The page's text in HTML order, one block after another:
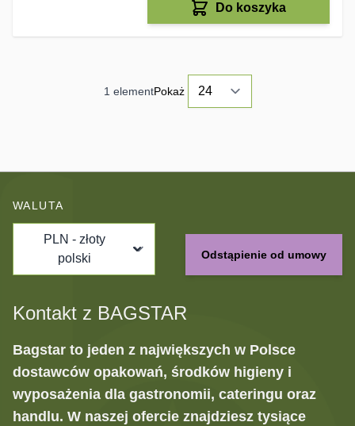
Do koszyka
1 elementPokaż
WALUTA
PLN - złoty
polski
Odstąpienie od umowy
Kontakt z BAGSTAR
Bagstar to jeden z największych w Polsce
dostawców opakowań, środków higieny i
wyposażenia dla gastronomii, cateringu oraz
handlu. W naszej ofercie znajdziesz tysiące